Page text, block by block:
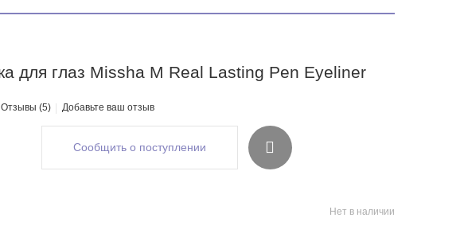
для глаз Missha M Real Lasting Pen Eyeliner
Отзывы (5) Добавьте ваш отзыв
Сообщить о поступлении
Нет в наличии